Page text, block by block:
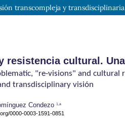
transcompleja y transdisciplinaria